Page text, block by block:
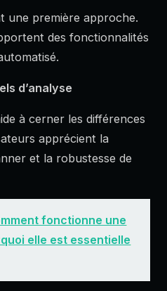
une première approche.
des fonctionnalités
d’analyse
à cerner les différences
apprécient la
et la robustesse de
fonctionne une
elle est essentielle